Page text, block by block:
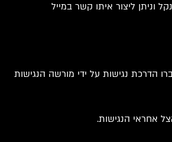
וניתן ליצור איתו קשר במייל
הדרכת נגישות על ידי מורשה הנגישות
אחראי הנגישות.